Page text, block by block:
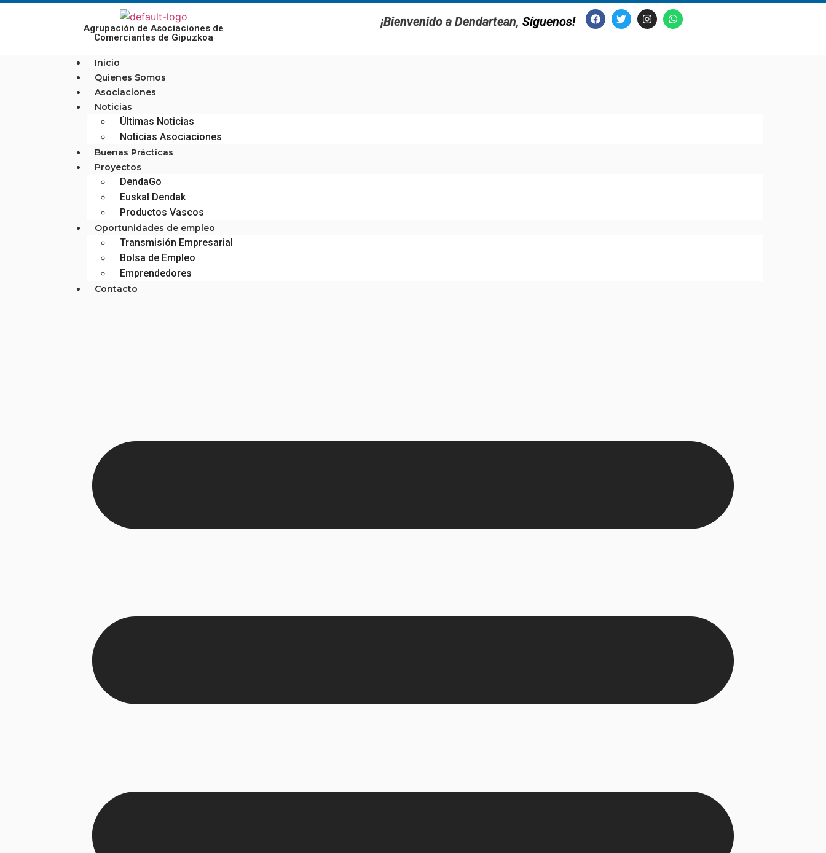
Agrupación de Asociaciones de
Comerciantes de Gipuzkoa
¡Bienvenido a Dendartean, Síguenos!
Inicio
Quienes Somos
Asociaciones
Noticias
Últimas Noticias
Noticias Asociaciones
Buenas Prácticas
Proyectos
DendaGo
Euskal Dendak
Productos Vascos
Oportunidades de empleo
Transmisión Empresarial
Bolsa de Empleo
Emprendedores
Contacto